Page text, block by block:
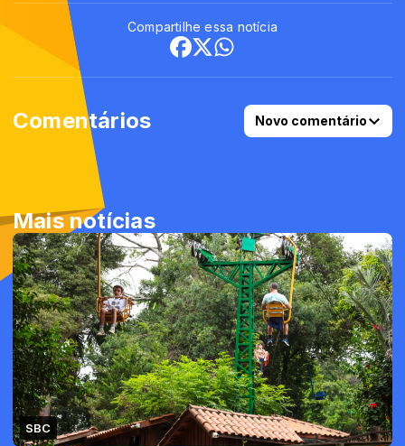
Compartilhe essa notícia
Comentários Novo comentário
Mais notícias
SBC